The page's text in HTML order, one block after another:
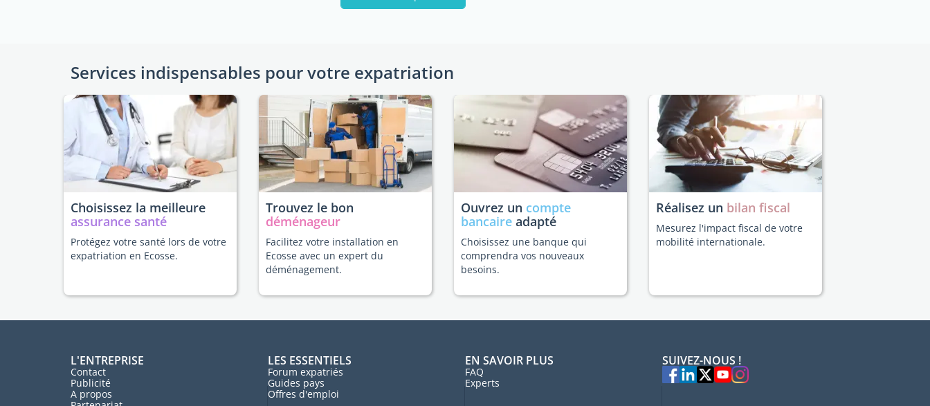
Services indispensables pour votre expatriation
Choisissez la meilleure
assurance santé
Protégez votre santé lors de votre
expatriation en Ecosse.
Trouvez le bon
déménageur
Facilitez votre installation en
Ecosse avec un expert du
déménagement.
Ouvrez un compte
bancaire adapté
Choisissez une banque qui
comprendra vos nouveaux
besoins.
Réalisez un bilan fiscal
Mesurez l'impact fiscal de votre
mobilité internationale.
L'ENTREPRISE
Contact
Publicité
A propos
LES ESSENTIELS
Forum expatriés
Guides pays
Offres d'emploi
EN SAVOIR PLUS
FAQ
Experts
SUIVEZ-NOUS !